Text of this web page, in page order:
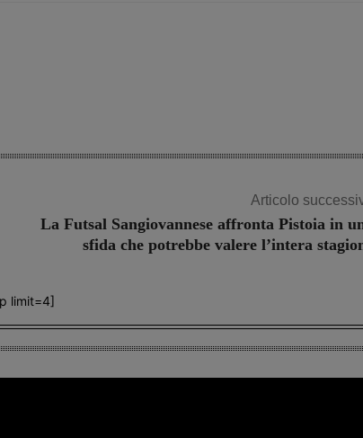
Articolo
La Futsal Sangiovannese affronta Pistoia in
sfida che potrebbe valere l’intera
limit=4]